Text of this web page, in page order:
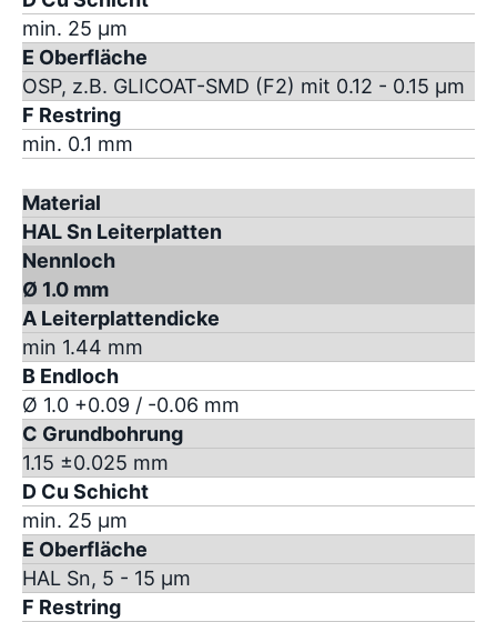
min. 25 µm
E Oberfläche
OSP, z.B. GLICOAT-SMD (F2) mit 0.12 - 0.15 µm
F Restring
min. 0.1 mm
Material
HAL Sn Leiterplatten
Nennloch
Ø 1.0 mm
A Leiterplattendicke
min 1.44 mm
B Endloch
Ø 1.0 +0.09 / -0.06 mm
C Grundbohrung
1.15 ±0.025 mm
D Cu Schicht
min. 25 µm
E Oberfläche
HAL Sn, 5 - 15 µm
F Restring